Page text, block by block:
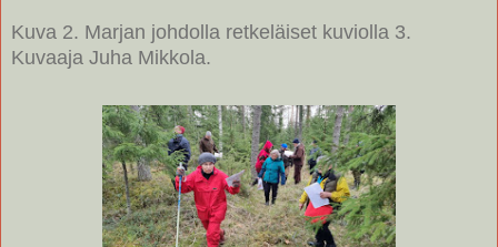
Kuva 2. Marjan johdolla retkeläiset kuviolla 3.
Kuvaaja Juha Mikkola.